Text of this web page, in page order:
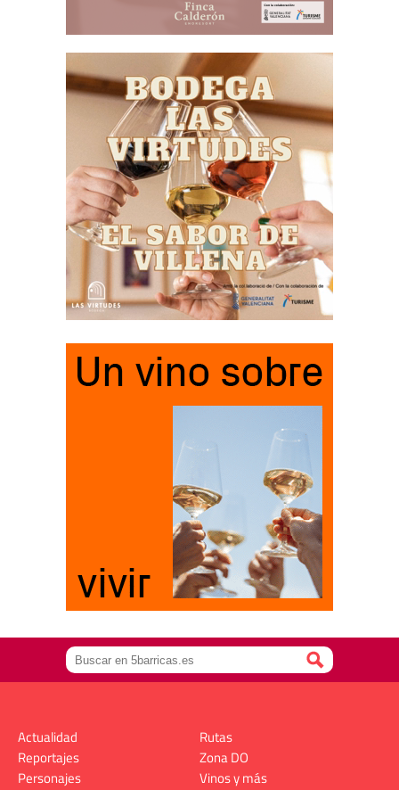
Actualidad
Reportajes
Personajes
Rutas
Zona DO
Vinos y más